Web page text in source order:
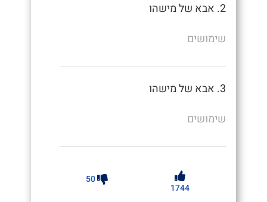
2. אבא של מישהו
שימושים
3. אבא של מישהו
שימושים
1744
50